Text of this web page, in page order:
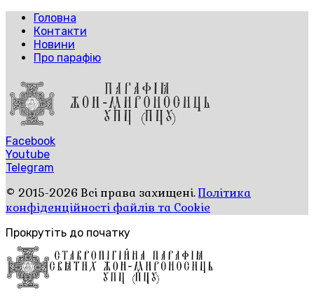
Головна
Контакти
Новини
Про парафію
Facebook
Youtube
Telegram
© 2015-2026 Всі права захищені.Політика
конфіденційності файлів та Cookie
Прокрутіть до початку